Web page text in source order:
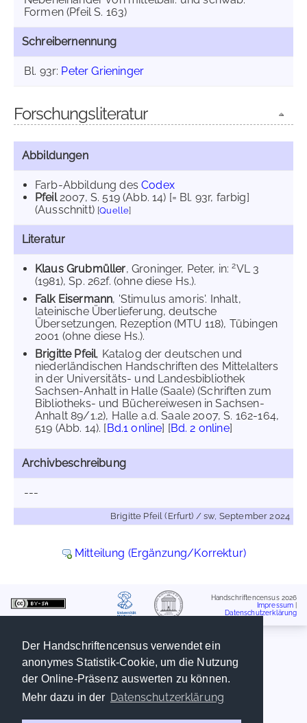
Der Handschriftencensus verwendet ein
anonymes Statistik-Cookie, um die Nutzung
der Online-Präsenz auswerten zu können.
Mehr dazu in der Datenschutzerklärung
Formen (Pfeil S. 163)
Schreibernennung
Bl. 93r: Peter Grieninger
Forschungsliteratur
Abbildungen
Farb-Abbildung desCodex
Pfeil2007, S. 519 (Abb. 14) [= Bl. 93r, farbig]
(Ausschnitt) [Quelle]
Literatur
Klaus Grubmüller, Groninger, Peter, in:2VL 3
(1981), Sp. 262f. (ohne diese Hs.).
Falk Eisermann, 'Stimulus amoris'. Inhalt,
lateinische Überlieferung, deutsche
Übersetzungen, Rezeption (MTU 118), Tübingen
2001 (ohne diese Hs.).
Brigitte Pfeil, Katalog der deutschen und
niederländischen Handschriften des Mittelalters
in der Universitäts- und Landesbibliothek
Sachsen-Anhalt in Halle (Saale) (Schriften zum
Bibliotheks- und Büchereiwesen in Sachsen-
Anhalt 89/1.2), Halle a.d. Saale 2007, S. 162-164,
519 (Abb. 14). [Bd.1 online] [Bd. 2 online]
Archivbeschreibung
---
Brigitte Pfeil (Erfurt) / sw, September 2024
Mitteilung (Ergänzung/Korrektur)
Handschriftencensus 2026
Impressum
Datenschutzerklärung